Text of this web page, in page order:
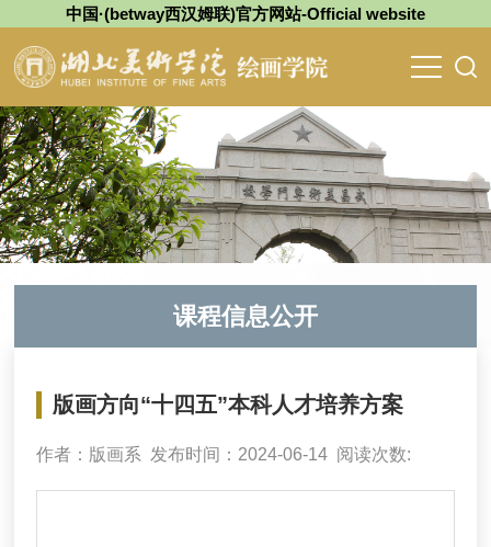
中国·(betway西汉姆联)官方网站-Official website
课程信息公开
版画方向“十四五”本科人才培养方案
作者：版画系 发布时间：2024-06-14 阅读次数: